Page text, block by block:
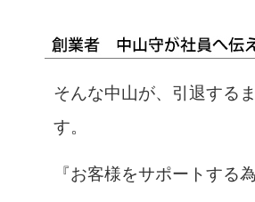
そんな中山が、引退するま
す。
『お客様をサポートする